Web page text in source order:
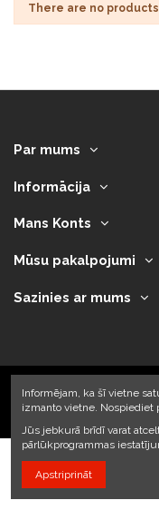
There are no
Par mums
Informācija
Mans Konts
Mūsu pakalpojumi
Sazinies ar mums
Informējam, ka šī vietne
izmanto vietne. Nospiediet
Jūs jebkurā brīdī varat
pārlūkprogrammas
Apstriprināt